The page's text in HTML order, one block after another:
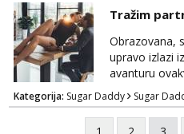
Tražim
Obrazovana,
upravo izlazi
avanturu
poklona,
poslovna
poklapaju.
Kategorija: Sugar Daddy Sugar